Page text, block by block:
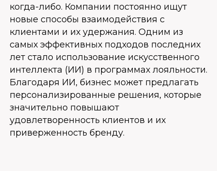
когда-либо. Компании постоянно ищут
новые способы взаимодействия с
клиентами и их удержания. Одним из
самых эффективных подходов последних
лет стало использование искусственного
интеллекта (ИИ) в программах лояльности.
Благодаря ИИ, бизнес может предлагать
персонализированные решения, которые
значительно повышают
удовлетворенность клиентов и их
приверженность бренду.